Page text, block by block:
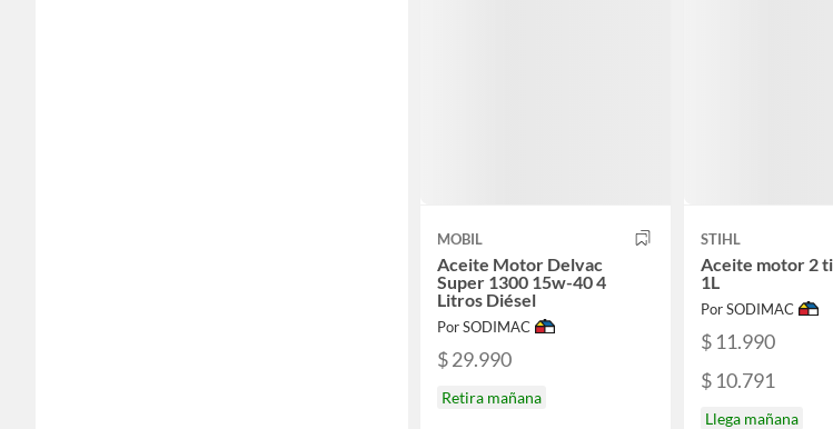
MOBIL
Aceite Motor Delvac
Super 1300 15w-40 4
Litros Diésel
Por SODIMAC
$ 29.990
Retira mañana
STIHL
Aceite motor 2
1L
Por SODIMAC
$ 11.990
$ 10.791
Llega mañana